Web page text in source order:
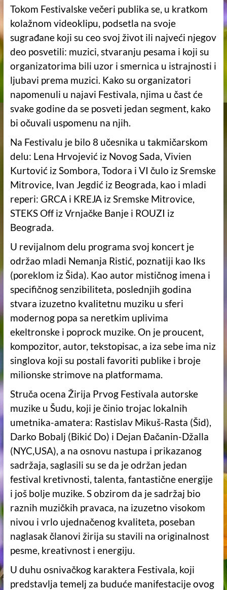
Tokom Festivalske večeri publika se, u kratkom
kolažnom videoklipu, podsetla na svoje
sugrađane koji su ceo svoj život ili najveći njegov
deo posvetili: muzici, stvaranju pesama i koji su
organizatorima bili uzor i smernica u istrajnosti i
ljubavi prema muzici. Kako su organizatori
napomenuli u najavi Festivala, njima u čast će
svake godine da se posveti jedan segment, kako
bi očuvali uspomenu na njih.
Na Festivalu je bilo 8 učesnika u takmičarskom
delu: Lena Hrvojević iz Novog Sada, Vivien
Kurtović iz Sombora, Todora i VI čulo iz Sremske
Mitrovice, Ivan Jegdić iz Beograda, kao i mladi
reperi: GRCA i KREJA iz Sremske Mitrovice,
STEKS Off iz Vrnjačke Banje i ROUZI iz
Beograda.
U revijalnom delu programa svoj koncert je
održao mladi Nemanja Ristić, poznatiji kao Iks
(poreklom iz Šida). Kao autor mističnog imena i
specifičnog senzibiliteta, poslednjih godina
stvara izuzetno kvalitetnu muziku u sferi
modernog popa sa neretkim uplivima
ekeltronske i poprock muzike. On je proucent,
kompozitor, autor, tekstopisac, a iza sebe ima niz
singlova koji su postali favoriti publike i broje
milionske strimove na platformama.
Struča ocena Žirija Prvog Festivala autorske
muzike u Šudu, koji je činio trojac lokalnih
umetnika-amatera: Rastislav Mikuš-Rasta (Šid),
Darko Bobalj (Bikić Do) i Dejan Đačanin-Džalla
(NYC,USA), a na osnovu nastupa i prikazanog
sadržaja, saglasili su se da je održan jedan
festival kretivnosti, talenta, fantastične energije
i još bolje muzike. S obzirom da je sadržaj bio
raznih muzičkih pravaca, na izuzetno visokom
nivou i vrlo ujednačenog kvaliteta, poseban
naglasak članovi žirija su stavili na originalnost
pesme, kreativnost i energiju.
U duhu osnivačkog karaktera Festivala, koji
predstavlja temelj za buduće manifestacije ovog